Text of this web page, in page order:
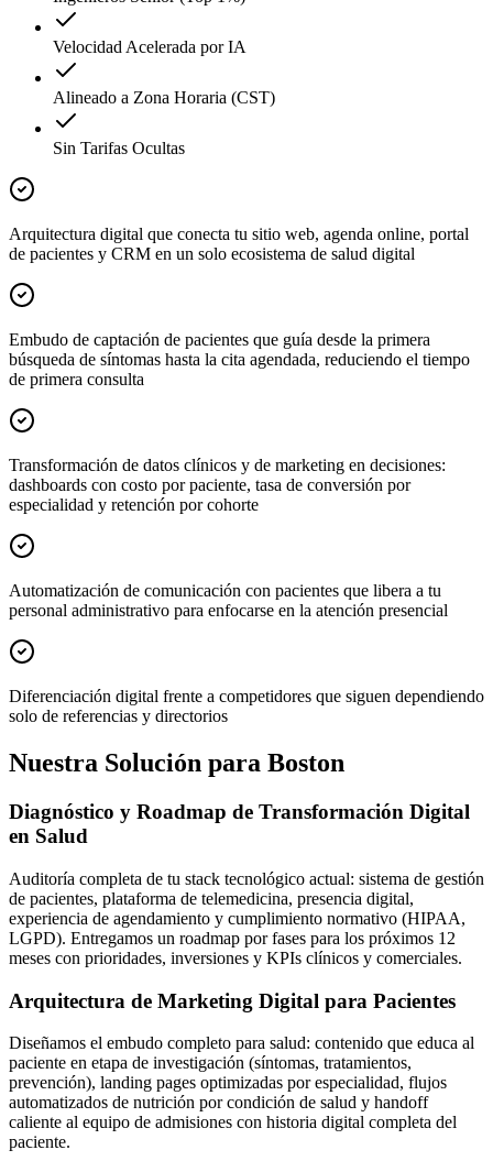
Velocidad Acelerada por IA
Alineado a Zona Horaria (CST)
Sin Tarifas Ocultas
Arquitectura digital que conecta tu sitio web, agenda online, portal
de pacientes y CRM en un solo ecosistema de salud digital
Embudo de captación de pacientes que guía desde la primera
búsqueda de síntomas hasta la cita agendada, reduciendo el tiempo
de primera consulta
Transformación de datos clínicos y de marketing en decisiones:
dashboards con costo por paciente, tasa de conversión por
especialidad y retención por cohorte
Automatización de comunicación con pacientes que libera a tu
personal administrativo para enfocarse en la atención presencial
Diferenciación digital frente a competidores que siguen dependiendo
solo de referencias y directorios
Nuestra Solución para Boston
Diagnóstico y Roadmap de Transformación Digital
en Salud
Auditoría completa de tu stack tecnológico actual: sistema de gestión
de pacientes, plataforma de telemedicina, presencia digital,
experiencia de agendamiento y cumplimiento normativo (HIPAA,
LGPD). Entregamos un roadmap por fases para los próximos 12
meses con prioridades, inversiones y KPIs clínicos y comerciales.
Arquitectura de Marketing Digital para Pacientes
Diseñamos el embudo completo para salud: contenido que educa al
paciente en etapa de investigación (síntomas, tratamientos,
prevención), landing pages optimizadas por especialidad, flujos
automatizados de nutrición por condición de salud y handoff
caliente al equipo de admisiones con historia digital completa del
paciente.